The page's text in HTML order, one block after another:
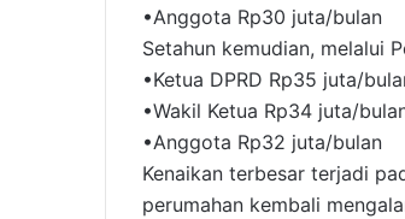
•Anggota Rp30 juta/bulan
Setahun kemudian, melalui
•Ketua DPRD Rp35 juta/
•Wakil Ketua Rp34 juta/
•Anggota Rp32 juta/bulan
Kenaikan terbesar terjadi
perumahan kembali